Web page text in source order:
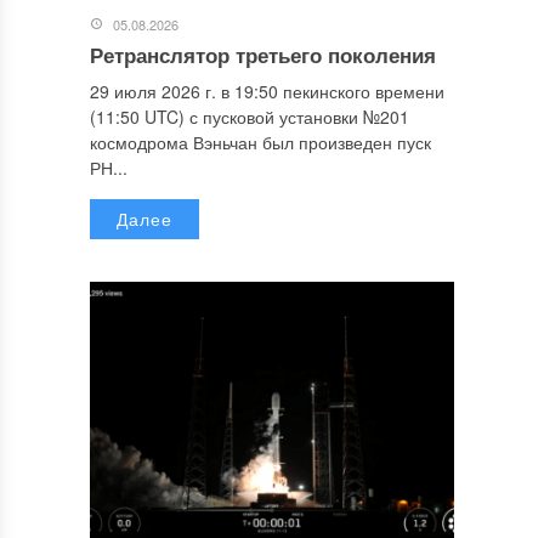
05.08.2026
Ретранслятор третьего поколения
29 июля 2026 г. в 19:50 пекинского времени
(11:50 UTC) с пусковой установки №201
космодрома Вэньчан был произведен пуск
РН...
Далее